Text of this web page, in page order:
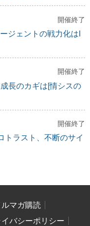
開催終了
ジェントの戦力化はI
開催終了
長のカギは[情シスの
開催終了
トラスト、不断のサイ
ルマガ購読
イバシーポリシー